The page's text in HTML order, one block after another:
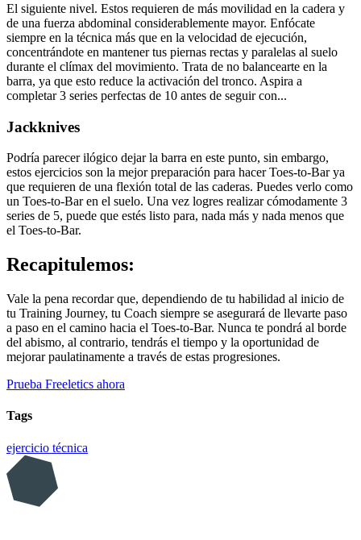
El siguiente nivel. Estos requieren de más movilidad en la cadera y
de una fuerza abdominal considerablemente mayor. Enfócate
siempre en la técnica más que en la velocidad de ejecución,
concentrándote en mantener tus piernas rectas y paralelas al suelo
durante el clímax del movimiento. Trata de no balancearte en la
barra, ya que esto reduce la activación del tronco. Aspira a
completar 3 series perfectas de 10 antes de seguir con...
Jackknives
Podría parecer ilógico dejar la barra en este punto, sin embargo,
estos ejercicios son la mejor preparación para hacer Toes-to-Bar ya
que requieren de una flexión total de las caderas. Puedes verlo como
un Toes-to-Bar en el suelo. Una vez logres realizar cómodamente 3
series de 5, puede que estés listo para, nada más y nada menos que
el Toes-to-Bar.
Recapitulemos:
Vale la pena recordar que, dependiendo de tu habilidad al inicio de
tu Training Journey, tu Coach siempre se asegurará de llevarte paso
a paso en el camino hacia el Toes-to-Bar. Nunca te pondrá al borde
del abismo, al contrario, tendrás el tiempo y la oportunidad de
mejorar paulatinamente a través de estas progresiones.
Prueba Freeletics ahora
Tags
ejercicio técnica